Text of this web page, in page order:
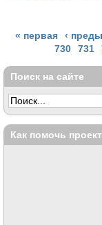
Страницы
« первая ‹
730
731
Поиск на сайте
Как помочь